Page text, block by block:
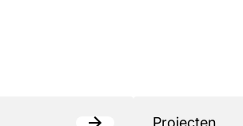
Projecten